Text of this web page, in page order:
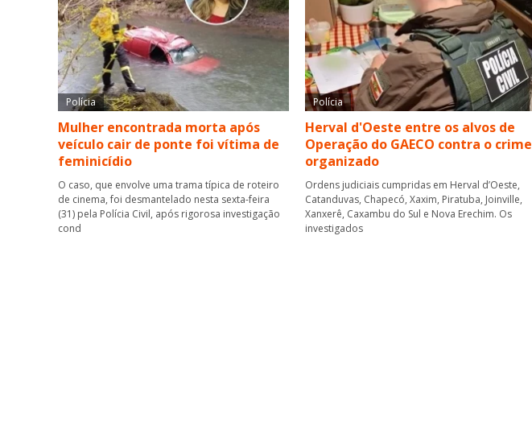
Polícia
Mulher encontrada morta após
veículo cair de ponte foi vítima de
feminicídio
O caso, que envolve uma trama típica de roteiro
de cinema, foi desmantelado nesta sexta-feira
(31) pela Polícia Civil, após rigorosa investigação
cond
Polícia
Herval d'Oeste entre os alvos de
Operação do GAECO contra o crime
organizado
Ordens judiciais cumpridas em Herval d’Oeste,
Catanduvas, Chapecó, Xaxim, Piratuba, Joinville,
Xanxerê, Caxambu do Sul e Nova Erechim. Os
investigados